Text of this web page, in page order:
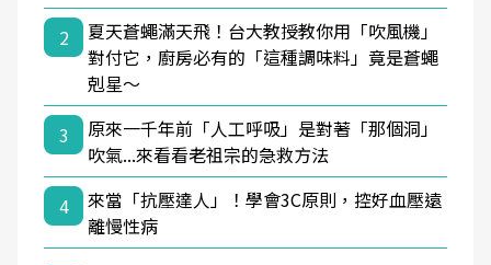
2
夏天蒼蠅滿天飛！台大教授教你用「吹風機」
對付它，廚房必有的「這種調味料」竟是蒼蠅
剋星～
3
原來一千年前「人工呼吸」是對著「那個洞」
吹氣...來看看老祖宗的急救方法
4
來當「抗壓達人」！學會3C原則，控好血壓遠
離慢性病